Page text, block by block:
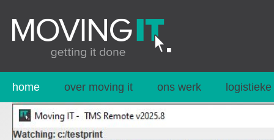
home over moving it ons werk